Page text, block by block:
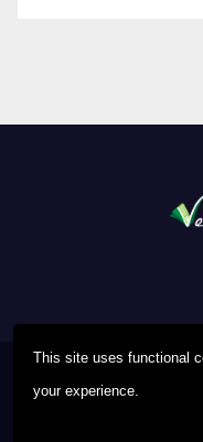
This site uses functional
your experience.
Proudly powered by